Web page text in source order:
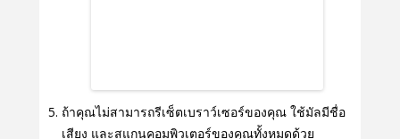
ถ้าคุณไม่สามารถรีเซ็ตเบราว์เซอร์ของคุณ ใช้มัลมีชื่อ
เสียง และสแกนคอมพิวเตอร์ของคุณทั้งหมดด้วย